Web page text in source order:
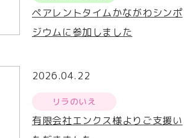
ペアレントタイムかながわシンポ
ジウムに参加しました
2026.04.22
リラのいえ
有限会社エンクス様よりご支援い